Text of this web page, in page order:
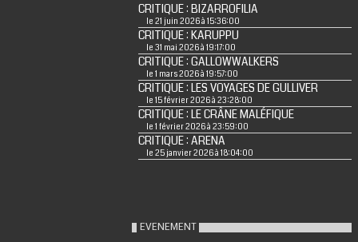
CRITIQUE : BIZARROFILIA
le 21 juin 2026 à 15:36:00
CRITIQUE : KARUPPU
le 31 mai 2026 à 19:17:00
CRITIQUE : GALLOWWALKERS
le 1 mars 2026 à 19:57:00
CRITIQUE : LES VOYAGES DE GULLIVER
le 15 février 2026 à 23:28:00
CRITIQUE : LE CRÂNE MALÉFIQUE
le 1 février 2026 à 23:59:00
CRITIQUE : ARENA
le 25 janvier 2026 à 18:04:00
EVENEMENT